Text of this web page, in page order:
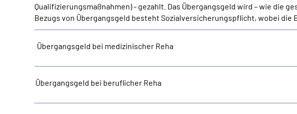
Qualifizierungsmaßnahmen) - gezahlt. Das Übergangsgeld wird – wie die
Bezugs von Übergangsgeld besteht Sozialversicherungspflicht, wobei
Übergangsgeld bei medizinischer Reha
Übergangsgeld bei beruflicher Reha